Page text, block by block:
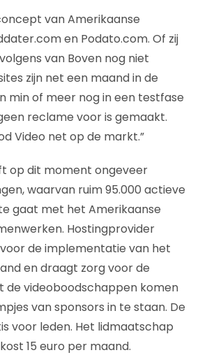
van Amerikaanse
en Podato.com. Of zij
van Boven nog niet
zijn net een maand in de
min of meer nog in een testfase
reclame voor is gemaakt.
Video net op de markt.”
op dit moment ongeveer
waarvan ruim 95.000 actieve
gaat met het Amerikaanse
Hostingprovider
de implementatie van het
en draagt zorg voor de
de videoboodschappen komen
van sponsors in te staan. De
voor leden. Het lidmaatschap
15 euro per maand.